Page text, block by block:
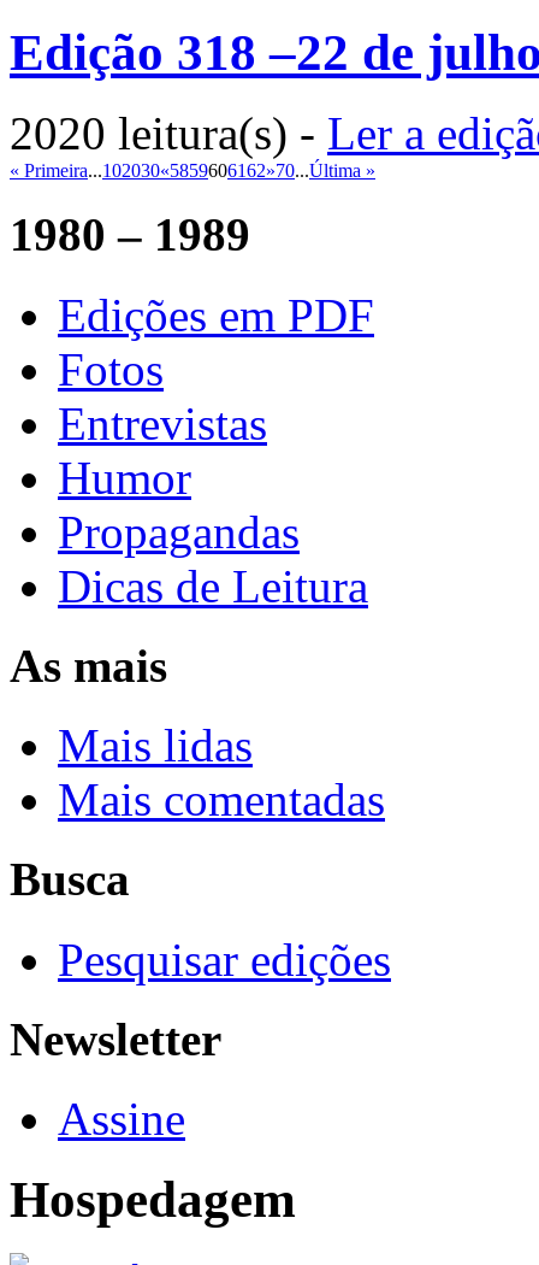
Edição 318 –22 de
2020 leitura(s) - Ler a
« Primeira...102030«5859606162»70...Última »
1980 – 1989
Edições em PDF
Fotos
Entrevistas
Humor
Propagandas
Dicas de Leitura
As mais
Mais lidas
Mais comentadas
Busca
Pesquisar edições
Newsletter
Assine
Hospedagem